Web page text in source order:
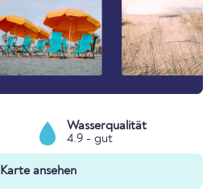
Wasserqualität
4.9 - gut
Karte ansehen